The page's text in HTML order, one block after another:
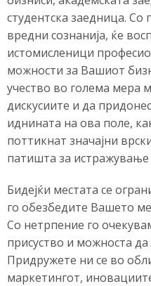
студентска заедница. Со
вредни сознанија, ќе
истомисленици
можности за Вашиот
учество во голема мера
дискусиите и да
иднината на ова поле,
поттикнат значајни
патишта за
Бидејќи местата се
го обезбедите Вашето
Со нетрпение го
присуство и можноста
Придружете ни се во
маркетингот,